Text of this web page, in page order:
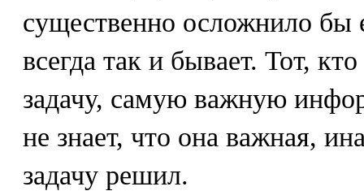
существенно осложнило бы
всегда так и бывает. Тот,
задачу, самую важную
не знает, что она важная,
задачу решил.